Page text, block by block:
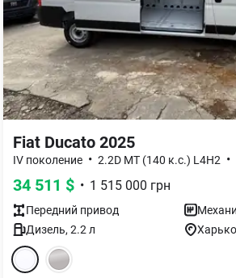
Fiat Ducato 2025
IV поколение • 2.2D MT (140 к.с.) L4H2 •
34 511 $ • 1 515 000 грн
Передний привод
Дизель, 2.2 л